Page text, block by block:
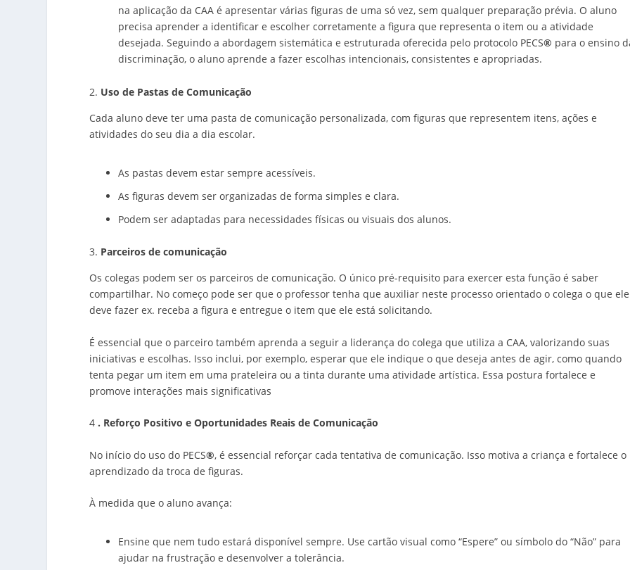
na aplicação da CAA é apresentar várias figuras de uma só vez, sem qualquer preparação prévia. O aluno
precisa aprender a identificar e escolher corretamente a figura que representa o item ou a atividade
desejada. Seguindo a abordagem sistemática e estruturada oferecida pelo protocolo PECS® para o ensino
discriminação, o aluno aprende a fazer escolhas intencionais, consistentes e apropriadas.
Uso de Pastas de Comunicação
Cada aluno deve ter uma pasta de comunicação personalizada, com figuras que representem itens, ações e
atividades do seu dia a dia escolar.
As pastas devem estar sempre acessíveis.
As figuras devem ser organizadas de forma simples e clara.
Podem ser adaptadas para necessidades físicas ou visuais dos alunos.
Parceiros de comunicação
Os colegas podem ser os parceiros de comunicação. O único pré-requisito para exercer esta função é saber
compartilhar. No começo pode ser que o professor tenha que auxiliar neste processo orientado o colega o que ele
deve fazer ex. receba a figura e entregue o item que ele está solicitando.
É essencial que o parceiro também aprenda a seguir a liderança do colega que utiliza a CAA, valorizando suas
iniciativas e escolhas. Isso inclui, por exemplo, esperar que ele indique o que deseja antes de agir, como quando
tenta pegar um item em uma prateleira ou a tinta durante uma atividade artística. Essa postura fortalece e
promove interações mais significativas
4. Reforço Positivo e Oportunidades Reais de Comunicação
No início do uso do PECS®, é essencial reforçar cada tentativa de comunicação. Isso motiva a criança e fortalece o
aprendizado da troca de figuras.
À medida que o aluno avança:
Ensine que nem tudo estará disponível sempre. Use cartão visual como “Espere” ou símbolo do “Não” para
ajudar na frustração e desenvolver a tolerância.